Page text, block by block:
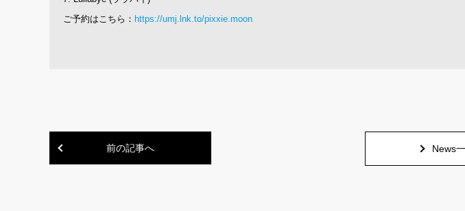
ご予約はこちら： https://umj.lnk.to/pixxie.moon
前の記事へ News